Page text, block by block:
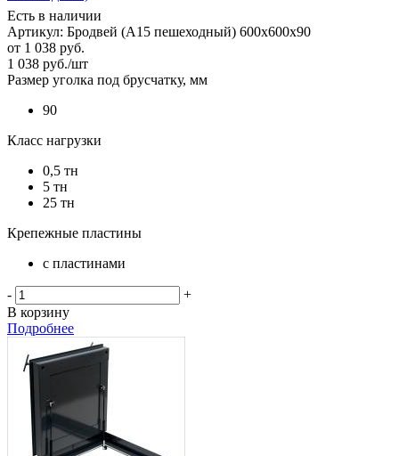
Есть в наличии
Артикул: Бродвей (А15 пешеходный) 600х600х90
от 1 038 руб.
1 038 руб./шт
Размер уголка под брусчатку, мм
90
Класс нагрузки
0,5 тн
5 тн
25 тн
Крепежные пластины
с пластинами
-
+
В корзину
Подробнее